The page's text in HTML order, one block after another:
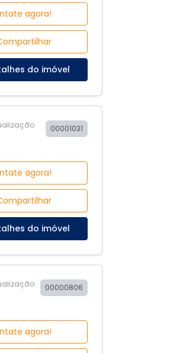
agora!
do imóvel
00001031
agora!
do imóvel
00000806
agora!